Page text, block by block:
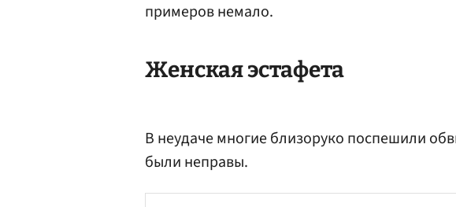
примеров немало.
Женская эстафета
В неудаче многие близоруко поспешили
были неправы.